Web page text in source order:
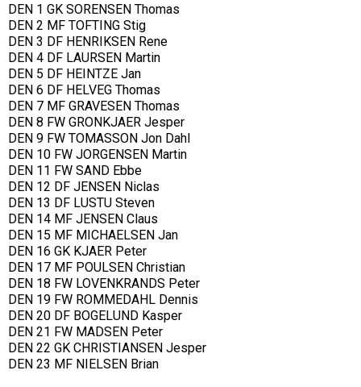
DEN 1 GK SORENSEN Thomas
DEN 2 MF TOFTING Stig
DEN 3 DF HENRIKSEN Rene
DEN 4 DF LAURSEN Martin
DEN 5 DF HEINTZE Jan
DEN 6 DF HELVEG Thomas
DEN 7 MF GRAVESEN Thomas
DEN 8 FW GRONKJAER Jesper
DEN 9 FW TOMASSON Jon Dahl
DEN 10 FW JORGENSEN Martin
DEN 11 FW SAND Ebbe
DEN 12 DF JENSEN Niclas
DEN 13 DF LUSTU Steven
DEN 14 MF JENSEN Claus
DEN 15 MF MICHAELSEN Jan
DEN 16 GK KJAER Peter
DEN 17 MF POULSEN Christian
DEN 18 FW LOVENKRANDS Peter
DEN 19 FW ROMMEDAHL Dennis
DEN 20 DF BOGELUND Kasper
DEN 21 FW MADSEN Peter
DEN 22 GK CHRISTIANSEN Jesper
DEN 23 MF NIELSEN Brian